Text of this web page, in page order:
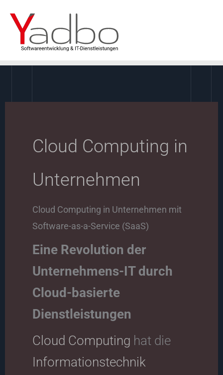
Inhalt
springen
Cloud Computing in
Unternehmen
Cloud Computing in Unternehmen mit
Software-as-a-Service (SaaS)
Eine Revolution der
Unternehmens-IT durch
Cloud-basierte
Dienstleistungen
Cloud Computing hat die
Informationstechnik